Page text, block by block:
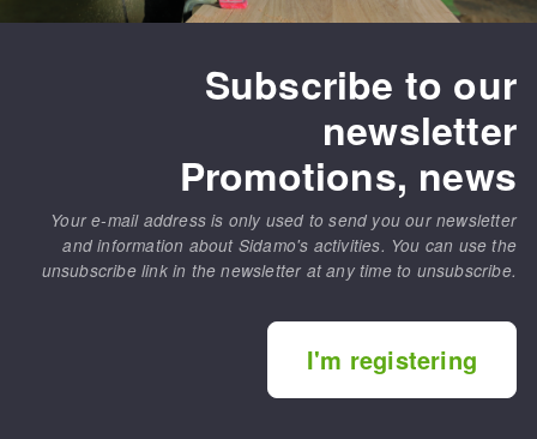
Subscribe to our
newsletter
Promotions, news
Your e-mail address is only used to send you our newsletter
and information about Sidamo's activities. You can use the
unsubscribe link in the newsletter at any time to unsubscribe.
I'm registering